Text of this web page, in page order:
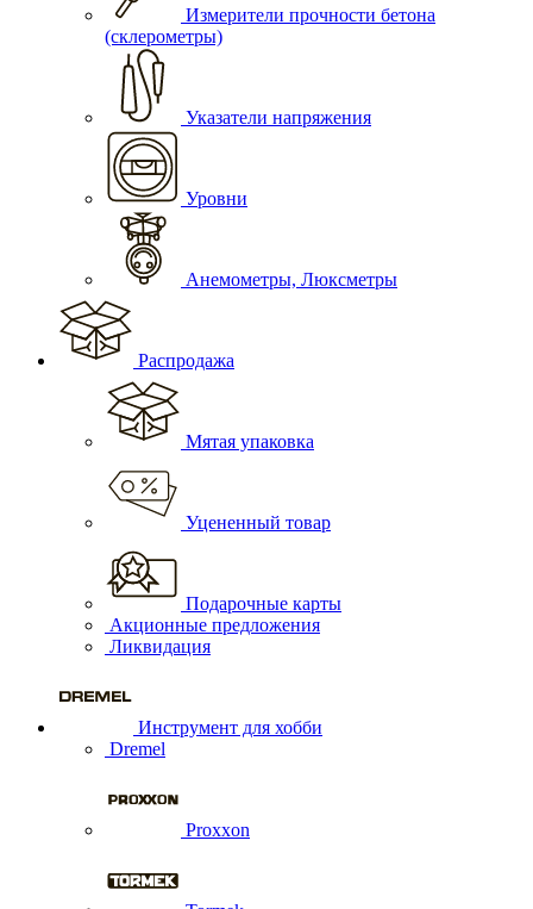
Измерители прочности бетона
(склерометры)
Указатели напряжения
Уровни
Анемометры, Люксметры
Распродажа
Мятая упаковка
Уцененный товар
Подарочные карты
Акционные предложения
Ликвидация
Инструмент для хобби
Dremel
Proxxon